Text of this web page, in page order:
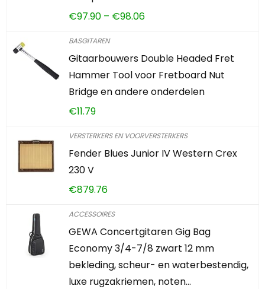
€97.90 – €98.06
BASGITAREN
Gitaarbouwers Double Headed Fret
Hammer Tool voor Fretboard Nut
Bridge en andere onderdelen
€11.79
VERSTERKERS EN VOORVERSTERKERS
Fender Blues Junior IV Western Crex
230 V
€879.76
ACCESSOIRES
GEWA Concertgitaren Gig Bag
Economy 3/4-7/8 zwart 12 mm
bekleding, scheur- en waterbestendig,
luxe rugzakriemen, noten…